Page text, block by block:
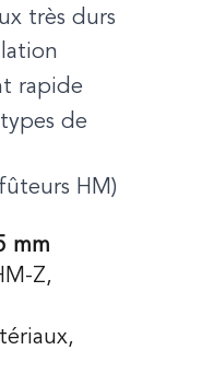
très durs
rapide
de
HM)
mm
Z,